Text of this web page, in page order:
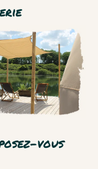
vous